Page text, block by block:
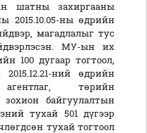
шатны захиргааны
2015.10.05-ны өдрийн
магадлалыг тус
МУ-ын их
100 дугаар тогтоол,
ний өдрийн
төрийн
зохион байгуулалтын
тухай 501 дүгээр
тухай тогтоол